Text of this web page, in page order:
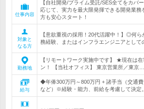
仕事内容
【自社開発/プライム受託/SES全てをカバ
応じて、実力を最大限発揮できる開発業
方も安心スタート！
対象と
なる方
【意欲重視の採用！20代活躍中！】◎何
務経験、またはインフラエンジニアとして
勤務地
【リモートワーク実施中です】 ★現在は
ン！ 【当社オフィス】 東京営業所／東京…
給与
◆年俸300万円～800万円 + 諸手当（交通
など）※経験・能力、前給を考慮して決定